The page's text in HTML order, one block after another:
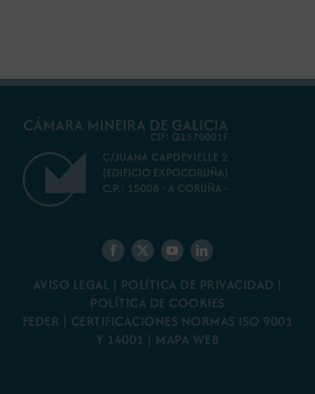
AVISO LEGAL | POLÍTICA DE PRIVACIDAD |
POLÍTICA DE COOKIES
FEDER | CERTIFICACIONES NORMAS ISO 9001
Y 14001 | MAPA WEB